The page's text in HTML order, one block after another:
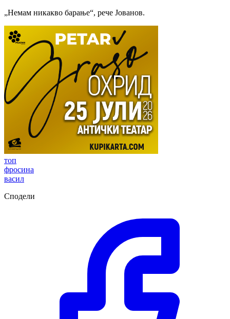
„Немам никакво барање“, рече Јованов.
топ
фросина
васил
Сподели